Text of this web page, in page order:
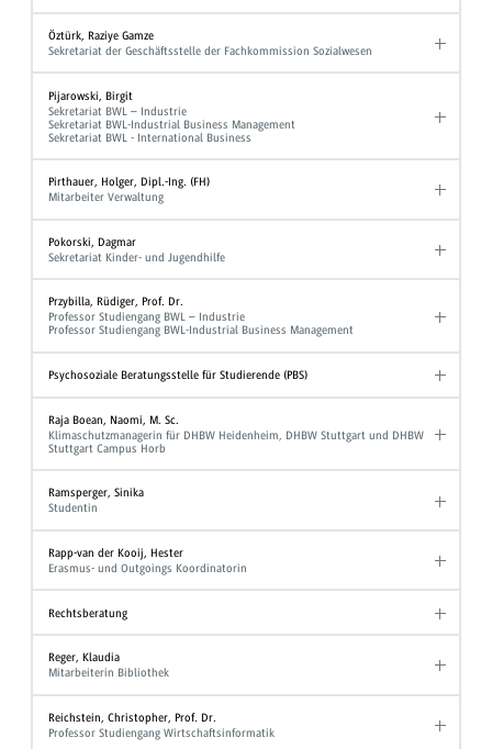
Öztürk, Raziye Gamze
Sekretariat der Geschäftsstelle der Fachkommission Sozialwesen
Pijarowski, Birgit
Sekretariat BWL – Industrie
Sekretariat BWL-Industrial Business Management
Sekretariat BWL - International Business
Pirthauer, Holger, Dipl.-Ing. (FH)
Mitarbeiter Verwaltung
Pokorski, Dagmar
Sekretariat Kinder- und Jugendhilfe
Przybilla, Rüdiger, Prof. Dr.
Professor Studiengang BWL – Industrie
Professor Studiengang BWL-Industrial Business Management
Psychosoziale Beratungsstelle für Studierende (PBS)
Raja Boean, Naomi, M. Sc.
Klimaschutzmanagerin für DHBW Heidenheim, DHBW Stuttgart und DHBW
Stuttgart Campus Horb
Ramsperger, Sinika
Studentin
Rapp-van der Kooij, Hester
Erasmus- und Outgoings Koordinatorin
Rechtsberatung
Reger, Klaudia
Mitarbeiterin Bibliothek
Reichstein, Christopher, Prof. Dr.
Professor Studiengang Wirtschaftsinformatik